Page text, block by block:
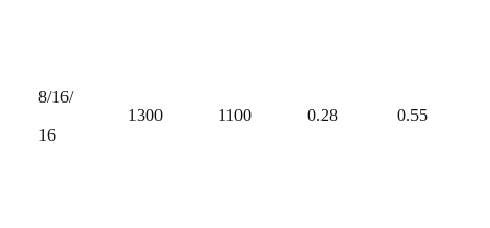
8/16/
16
1300 1100 0.28 0.55